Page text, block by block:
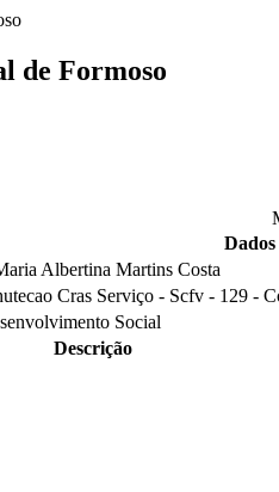
de Formoso
Albertina Martins Costa
Cras Serviço - Scfv - 129 -
Social
Descrição